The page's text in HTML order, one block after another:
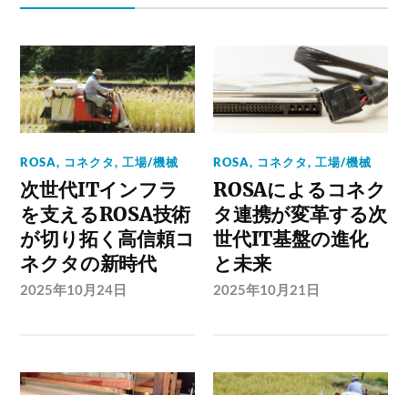
ROSA, コネクタ,工場/機械
次世代ITインフラ
を支えるROSA技術
が切り拓く高信頼コ
ネクタの新時代
2025年10月24日
ROSA, コネクタ,工場/機械
ROSAによるコネク
タ連携が変革する次
世代IT基盤の進化
と未来
2025年10月21日